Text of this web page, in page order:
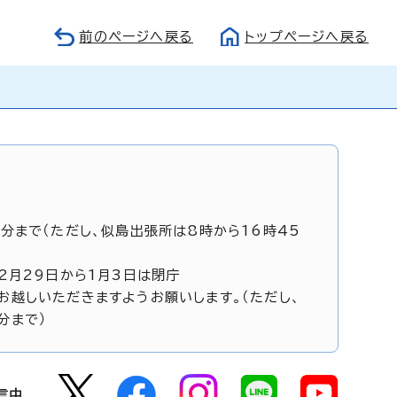
前のページへ戻る トップページへ戻る
で（ただし、似島出張所は8時から16時45
月29日から1月3日は閉庁
しいただきますようお願いします。（ただし、
で）